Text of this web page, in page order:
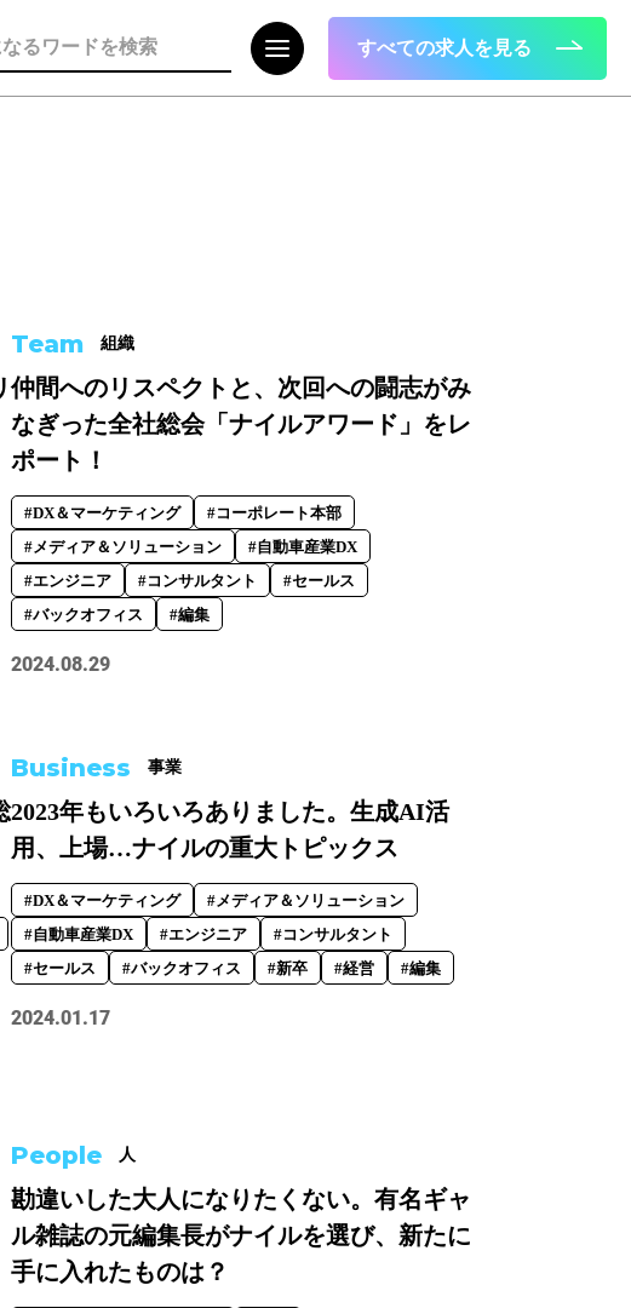
すべての求人を見る
2023.08.01
Team 組織
仲間へのリスペクトと、次回への闘志がみ
なぎった全社総会「ナイルアワード」をレ
ポート！
#DX＆マーケティング
#コーポレート本部
#メディア＆ソリューション
#自動車産業DX
#エンジニア
#コンサルタント
#セールス
#バックオフィス
#編集
2024.08.29
Business 事業
2023年もいろいろありました。生成AI活
用、上場…ナイルの重大トピックス
#DX＆マーケティング
#メディア＆ソリューション
#自動車産業DX
#エンジニア
#コンサルタント
#セールス
#バックオフィス #新卒 #経営 #編集
2024.01.17
People 人
勘違いした大人になりたくない。有名ギャ
ル雑誌の元編集長がナイルを選び、新たに
手に入れたものは？